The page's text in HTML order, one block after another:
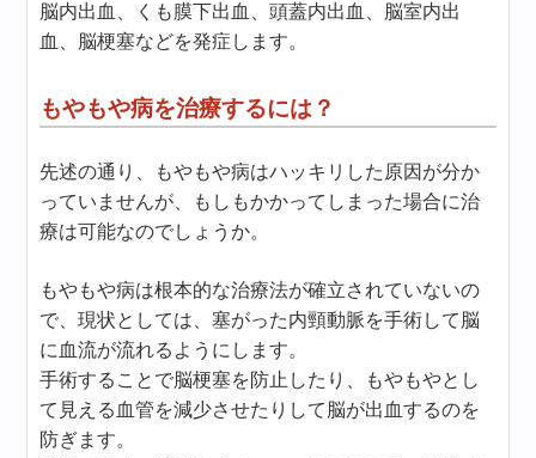
脳内出血、くも膜下出血、頭蓋内出血、脳室内出
血、脳梗塞などを発症します。
もやもや病を治療するには？
先述の通り、もやもや病はハッキリした原因が分か
っていませんが、もしもかかってしまった場合に治
療は可能なのでしょうか。
もやもや病は根本的な治療法が確立されていないの
で、現状としては、塞がった内頸動脈を手術して脳
に血流が流れるようにします。
手術することで脳梗塞を防止したり、もやもやとし
て見える血管を減少させたりして脳が出血するのを
防ぎます。